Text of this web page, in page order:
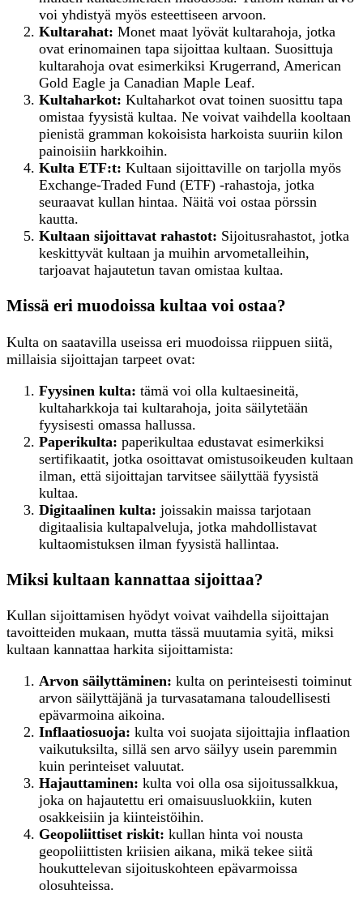
voi yhdistyä myös esteettiseen arvoon.
Kultarahat: Monet maat lyövät kultarahoja, jotka
ovat erinomainen tapa sijoittaa kultaan. Suosittuja
kultarahoja ovat esimerkiksi Krugerrand, American
Gold Eagle ja Canadian Maple Leaf.
Kultaharkot: Kultaharkot ovat toinen suosittu tapa
omistaa fyysistä kultaa. Ne voivat vaihdella kooltaan
pienistä gramman kokoisista harkoista suuriin kilon
painoisiin harkkoihin.
Kulta ETF:t: Kultaan sijoittaville on tarjolla myös
Exchange-Traded Fund (ETF) -rahastoja, jotka
seuraavat kullan hintaa. Näitä voi ostaa pörssin
kautta.
Kultaan sijoittavat rahastot: Sijoitusrahastot, jotka
keskittyvät kultaan ja muihin arvometalleihin,
tarjoavat hajautetun tavan omistaa kultaa.
Missä eri muodoissa kultaa voi ostaa?
Kulta on saatavilla useissa eri muodoissa riippuen siitä,
millaisia sijoittajan tarpeet ovat:
Fyysinen kulta: tämä voi olla kultaesineitä,
kultaharkkoja tai kultarahoja, joita säilytetään
fyysisesti omassa hallussa.
Paperikulta: paperikultaa edustavat esimerkiksi
sertifikaatit, jotka osoittavat omistusoikeuden kultaan
ilman, että sijoittajan tarvitsee säilyttää fyysistä
kultaa.
Digitaalinen kulta: joissakin maissa tarjotaan
digitaalisia kultapalveluja, jotka mahdollistavat
kultaomistuksen ilman fyysistä hallintaa.
Miksi kultaan kannattaa sijoittaa?
Kullan sijoittamisen hyödyt voivat vaihdella sijoittajan
tavoitteiden mukaan, mutta tässä muutamia syitä, miksi
kultaan kannattaa harkita sijoittamista:
Arvon säilyttäminen: kulta on perinteisesti toiminut
arvon säilyttäjänä ja turvasatamana taloudellisesti
epävarmoina aikoina.
Inflaatiosuoja: kulta voi suojata sijoittajia inflaation
vaikutuksilta, sillä sen arvo säilyy usein paremmin
kuin perinteiset valuutat.
Hajauttaminen: kulta voi olla osa sijoitussalkkua,
joka on hajautettu eri omaisuusluokkiin, kuten
osakkeisiin ja kiinteistöihin.
Geopoliittiset riskit: kullan hinta voi nousta
geopoliittisten kriisien aikana, mikä tekee siitä
houkuttelevan sijoituskohteen epävarmoissa
olosuhteissa.